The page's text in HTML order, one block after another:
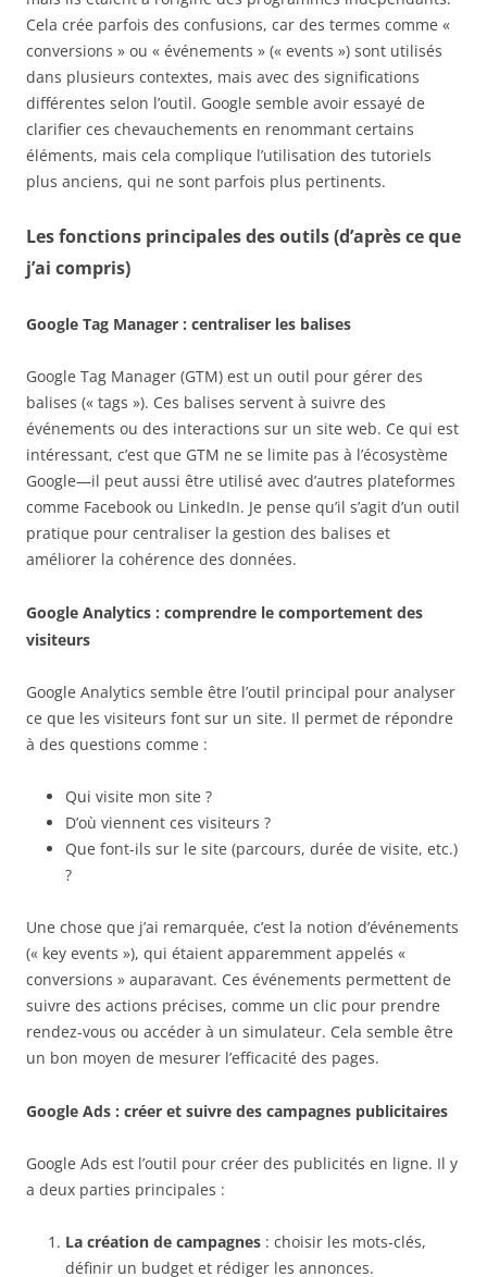
Cela crée parfois des confusions, car des termes comme «
conversions » ou « événements » (« events ») sont utilisés
dans plusieurs contextes, mais avec des significations
différentes selon l’outil. Google semble avoir essayé de
clarifier ces chevauchements en renommant certains
éléments, mais cela complique l’utilisation des tutoriels
plus anciens, qui ne sont parfois plus pertinents.
Les fonctions principales des outils (d’après ce que
j’ai compris)
Google Tag Manager : centraliser les balises
Google Tag Manager (GTM) est un outil pour gérer des
balises (« tags »). Ces balises servent à suivre des
événements ou des interactions sur un site web. Ce qui est
intéressant, c’est que GTM ne se limite pas à l’écosystème
Google—il peut aussi être utilisé avec d’autres plateformes
comme Facebook ou LinkedIn. Je pense qu’il s’agit d’un outil
pratique pour centraliser la gestion des balises et
améliorer la cohérence des données.
Google Analytics : comprendre le comportement des
visiteurs
Google Analytics semble être l’outil principal pour analyser
ce que les visiteurs font sur un site. Il permet de répondre
à des questions comme :
Qui visite mon site ?
D’où viennent ces visiteurs ?
Que font-ils sur le site (parcours, durée de visite, etc.)
?
Une chose que j’ai remarquée, c’est la notion d’événements
(« key events »), qui étaient apparemment appelés «
conversions » auparavant. Ces événements permettent de
suivre des actions précises, comme un clic pour prendre
rendez-vous ou accéder à un simulateur. Cela semble être
un bon moyen de mesurer l’efficacité des pages.
Google Ads : créer et suivre des campagnes publicitaires
Google Ads est l’outil pour créer des publicités en ligne. Il y
a deux parties principales :
La création de campagnes : choisir les mots-clés,
définir un budget et rédiger les annonces.